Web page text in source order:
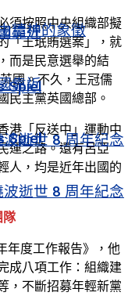
靠近
Spiel
逝世 8 周年紀念
精神的象徵
靠近
Spiel
逝世 8 周年紀念
須按照中央組織部擬
「王珉賄選案」，就
而是民意選舉的結
國。不久，王冠儒
民主黨英國總部。
港「反送中」運動中
運之路。還有呂亞
人，均是近年出國的
隊
年度工作報告》，他
成八項工作：組織建
，不斷招募年輕新黨